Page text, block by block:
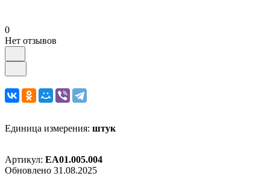
0
Нет отзывов
Единица измерения: штук
Артикул: EA01.005.004
Обновлено 31.08.2025